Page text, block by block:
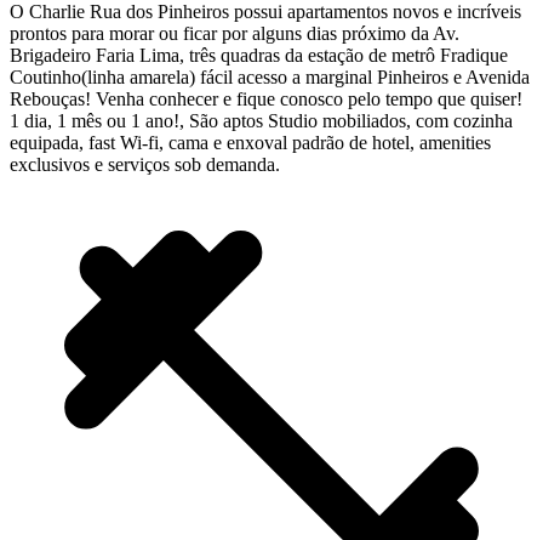
O Charlie Rua dos Pinheiros possui apartamentos novos e incríveis
prontos para morar ou ficar por alguns dias próximo da Av.
Brigadeiro Faria Lima, três quadras da estação de metrô Fradique
Coutinho(linha amarela) fácil acesso a marginal Pinheiros e Avenida
Rebouças! Venha conhecer e fique conosco pelo tempo que quiser!
1 dia, 1 mês ou 1 ano!, São aptos Studio mobiliados, com cozinha
equipada, fast Wi-fi, cama e enxoval padrão de hotel, amenities
exclusivos e serviços sob demanda.